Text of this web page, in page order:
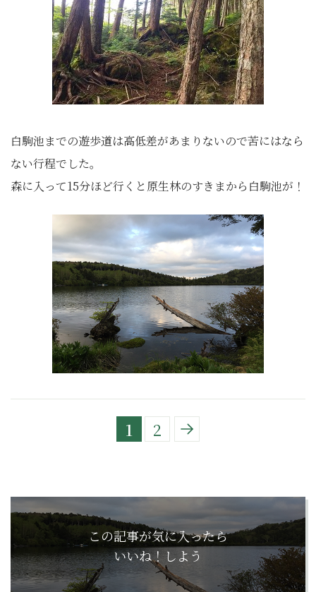
白駒池までの遊歩道は高低差があまりないので苦にはなら
ない行程でした。
森に入って15分ほど行くと原生林のすきまから白駒池が！
1 2
この記事が気に入ったら
いいね！しよう